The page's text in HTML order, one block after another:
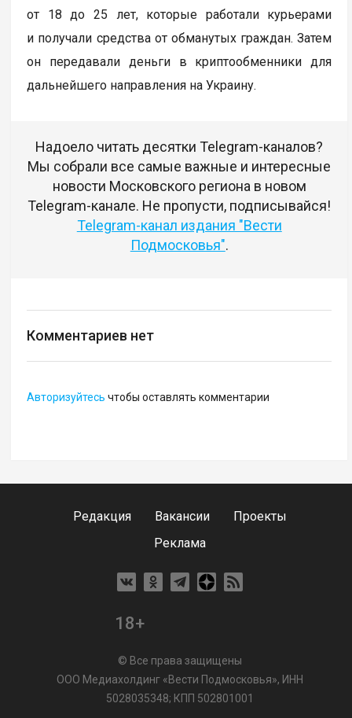
от 18 до 25 лет, которые работали курьерами
и получали средства от обманутых граждан. Затем
он передавали деньги в криптообменники для
дальнейшего направления на Украину.
Надоело читать десятки Telegram-каналов?
Мы собрали все самые важные и интересные
новости Московского региона в новом
Telegram-канале. Не пропусти, подписывайся!
Telegram-канал издания "Вести
Подмосковья".
Комментариев нет
Авторизуйтесь чтобы оставлять комментарии
Редакция Вакансии
Проекты
Реклама
18+
© Все права защищены
ООО Медиахолдинг «Вести Подмосковья», ИНН
5028035348; КПП 502801001